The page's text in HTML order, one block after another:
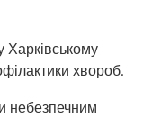
Харківському
хвороб.
небезпечним